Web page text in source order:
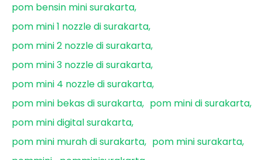
pom bensin mini surakarta
pom mini 1 nozzle di surakarta
pom mini 2 nozzle di surakarta
pom mini 3 nozzle di surakarta
pom mini 4 nozzle di surakarta
pom mini bekas di surakarta
pom mini di surakarta
pom mini digital surakarta
pom mini murah di surakarta
pom mini surakarta